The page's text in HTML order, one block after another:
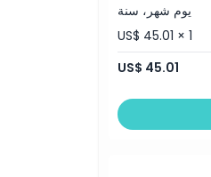
يوم شهر، سنة
US$ 45.01 × 1
US$ 45.01